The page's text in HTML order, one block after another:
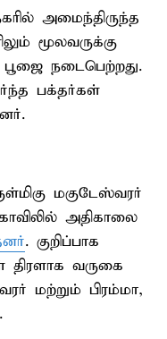
அமைந்திருந்த
மூலவருக்கு
நடைபெற்றது.
பக்தர்கள்
மகுடேஸ்வரர்
அதிகாலை
. குறிப்பாக
திரளாக வருகை
மற்றும் பிரம்மா,